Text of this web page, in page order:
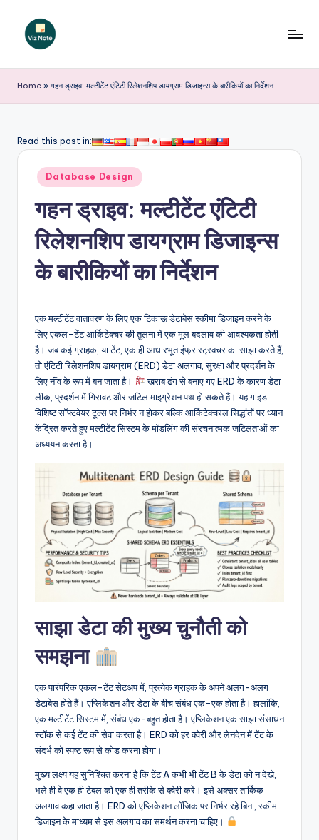
iz
N
t
-
A
o
w
a
e
Home » गहन ड्राइव: मल्टीटेंट एंटिटी रिलेशनशिप डायग्राम डिजाइन्स के बारीकियों का निर्देशन
Read this post in:
Posted
in
Database Design
गहन ड्राइव: मल्टीटेंट एंटिटी
रिलेशनशिप डायग्राम डिजाइन्स
के बारीकियों का निर्देशन
एक मल्टीटेंट वातावरण के लिए एक टिकाऊ डेटाबेस स्कीमा डिजाइन करने के
लिए एकल-टेंट आर्किटेक्चर की तुलना में एक मूल बदलाव की आवश्यकता होती
है। जब कई ग्राहक, या टेंट, एक ही आधारभूत इंफ्रास्ट्रक्चर का साझा करते हैं,
तो एंटिटी रिलेशनशिप डायग्राम (ERD) डेटा अलगाव, सुरक्षा और प्रदर्शन के
लिए नींव के रूप में बन जाता है।
खराब ढंग से बनाए गए ERD के कारण डेटा
लीक, प्रदर्शन में गिरावट और जटिल माइग्रेशन पथ हो सकते हैं। यह गाइड
विशिष्ट सॉफ्टवेयर टूल्स पर निर्भर न होकर बल्कि आर्किटेक्चरल सिद्धांतों पर ध्यान
केंद्रित करते हुए मल्टीटेंट सिस्टम के मॉडलिंग की संरचनात्मक जटिलताओं का
अध्ययन करता है।
साझा डेटा की मुख्य चुनौती को
समझना
एक पारंपरिक एकल-टेंट सेटअप में, प्रत्येक ग्राहक के अपने अलग-अलग
डेटाबेस होते हैं। एप्लिकेशन और डेटा के बीच संबंध एक-एक होता है। हालांकि,
एक मल्टीटेंट सिस्टम में, संबंध एक-बहुत होता है। एप्लिकेशन एक साझा संसाधन
स्टॉक से कई टेंट की सेवा करता है। ERD को हर क्वेरी और लेनदेन में टेंट के
संदर्भ को स्पष्ट रूप से कोड करना होगा।
मुख्य लक्ष्य यह सुनिश्चित करना है कि टेंट A कभी भी टेंट B के डेटा को न देखे,
भले ही वे एक ही टेबल को एक ही तरीके से क्वेरी करें। इसे अक्सर तार्किक
अलगाव कहा जाता है। ERD को एप्लिकेशन लॉजिक पर निर्भर रहे बिना, स्कीमा
डिजाइन के माध्यम से इस अलगाव का समर्थन करना चाहिए।